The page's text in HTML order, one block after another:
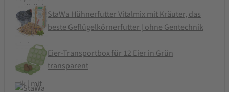
StaWa Hühnerfutter Vitalmix mit Kräuter, das
beste Geflügelkörnerfutter | ohne Gentechnik
Eier-Transportbox für 12 Eier in Grün
transparent